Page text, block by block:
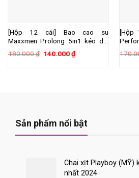
[Hộp 12 cái] Bao cao su
Maxxmen Prolong 5in1 kéo dài
thời gian, gai nổi lớn
180.000₫ Giá
140.000₫Giá
hiện
[Hộp
gian
Sản phẩm nổi bật
Chai xịt Playboy (MỸ)
nhất 2024